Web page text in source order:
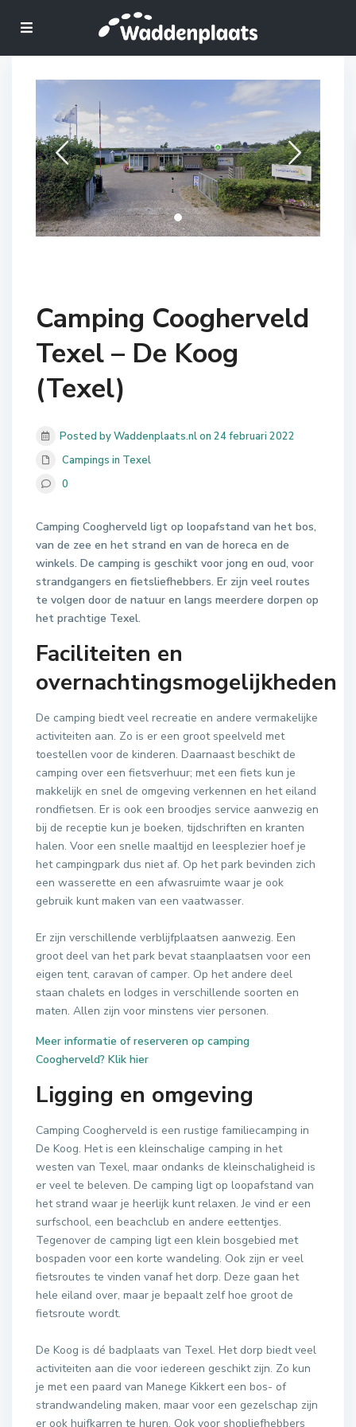
Camping Coogherveld
Texel – De Koog
(Texel)
Posted by Waddenplaats.nl on 24 februari 2022
Campings in Texel
0
Camping Coogherveld ligt op loopafstand van het bos,
van de zee en het strand en van de horeca en de
winkels. De camping is geschikt voor jong en oud, voor
strandgangers en fietsliefhebbers. Er zijn veel routes
te volgen door de natuur en langs meerdere dorpen op
het prachtige Texel.
Faciliteiten en
overnachtingsmogelijkheden
De camping biedt veel recreatie en andere vermakelijke
activiteiten aan. Zo is er een groot speelveld met
toestellen voor de kinderen. Daarnaast beschikt de
camping over een fietsverhuur; met een fiets kun je
makkelijk en snel de omgeving verkennen en het eiland
rondfietsen. Er is ook een broodjes service aanwezig en
bij de receptie kun je boeken, tijdschriften en kranten
halen. Voor een snelle maaltijd en leesplezier hoef je
het campingpark dus niet af. Op het park bevinden zich
een wasserette en een afwasruimte waar je ook
gebruik kunt maken van een vaatwasser.
Er zijn verschillende verblijfplaatsen aanwezig. Een
groot deel van het park bevat staanplaatsen voor een
eigen tent, caravan of camper. Op het andere deel
staan chalets en lodges in verschillende soorten en
maten. Allen zijn voor minstens vier personen.
Meer informatie of reserveren op camping
Coogherveld? Klik hier
Ligging en omgeving
Camping Coogherveld is een rustige familiecamping in
De Koog. Het is een kleinschalige camping in het
westen van Texel, maar ondanks de kleinschaligheid is
er veel te beleven. De camping ligt op loopafstand van
het strand waar je heerlijk kunt relaxen. Je vind er een
surfschool, een beachclub en andere eettentjes.
Tegenover de camping ligt een klein bosgebied met
bospaden voor een korte wandeling. Ook zijn er veel
fietsroutes te vinden vanaf het dorp. Deze gaan het
hele eiland over, maar je bepaalt zelf hoe groot de
fietsroute wordt.
De Koog is dé badplaats van Texel. Het dorp biedt veel
activiteiten aan die voor iedereen geschikt zijn. Zo kun
je met een paard van Manege Kikkert een bos- of
strandwandeling maken, maar voor een gezelschap zijn
er ook huifkarren te huren. Ook voor shopliefhebbers